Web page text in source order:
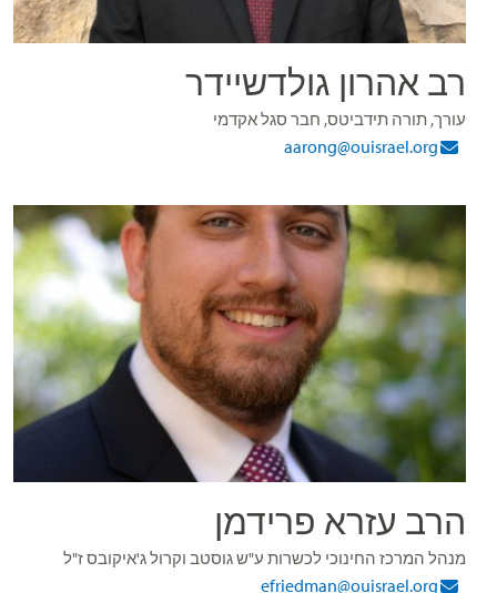
רב אהרון גולדשיידר
עורך, תורה תידביטס, חבר סגל אקדמי
aarong@ouisrael.org
הרב עזרא פרידמן
מנהל המרכז החינוכי לכשרות ע"ש גוסטב וקרול ג'איקובס ז"ל
efriedman@ouisrael.org